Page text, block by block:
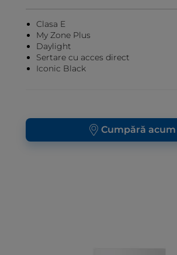
Clasa E
My Zone Plus
Daylight
Sertare cu acces direct
Iconic Black
Cumpără acum